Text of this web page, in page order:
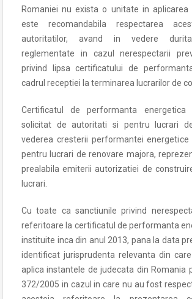
Romaniei nu exista o unitate in aplicarea
este recomandabila respectarea
autoritatilor, avand in vedere
reglementate in cazul nerespectarii
privind lipsa certificatului de
cadrul receptiei la terminarea lucrarilor de
Certificatul de performanta
solicitat de autoritati si pentru lucrari
vederea cresterii performantei energetice
pentru lucrari de renovare majora,
prealabila emiterii autorizatiei de
lucrari.
Cu toate ca sanctiunile privind
referitoare la certificatul de performanta
instituite inca din anul 2013, pana la data
identificat jurisprudenta relevanta din
aplica instantele de judecata din Romania
372/2005 in cazul in care nu au fost